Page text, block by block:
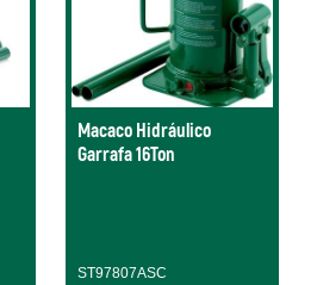
Macaco Hidráulico
Garrafa 16Ton
ST97807ASC